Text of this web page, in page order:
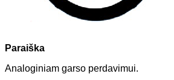
Paraiška
Analoginiam garso perdavimui.